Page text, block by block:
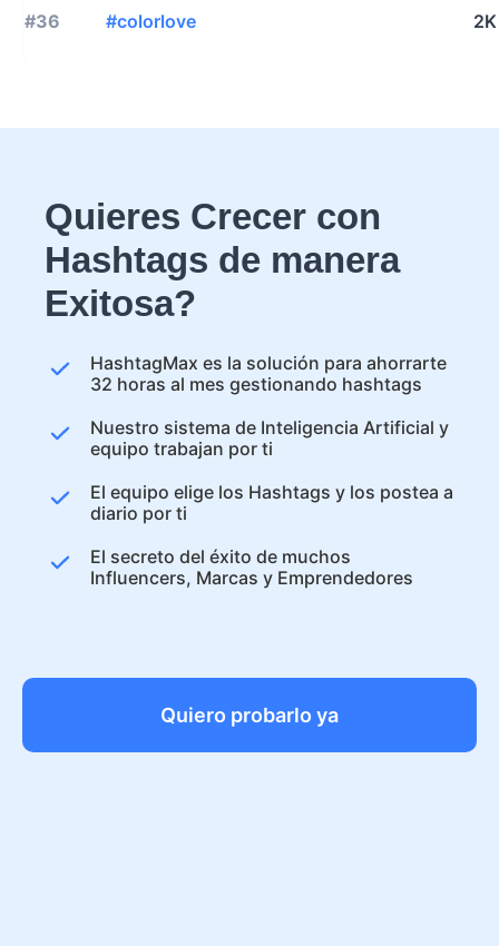
#36 #colorlove 2K
Quieres Crecer con
Hashtags de manera
Exitosa?
HashtagMax es la solución para ahorrarte
32 horas al mes gestionando hashtags
Nuestro sistema de Inteligencia Artificial y
equipo trabajan por ti
El equipo elige los Hashtags y los postea a
diario por ti
El secreto del éxito de muchos
Influencers, Marcas y Emprendedores
Quiero probarlo ya